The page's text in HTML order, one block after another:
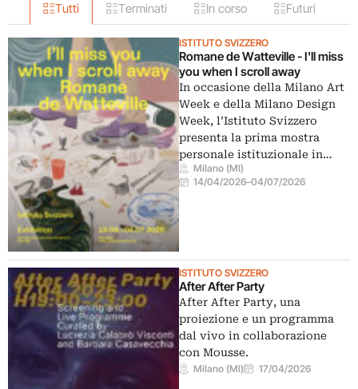
Tutti Terminati In corso Futuri
ISTITUTO SVIZZERO
Romane de Watteville - I'll miss
you when I scroll away
In occasione della Milano Art
Week e della Milano Design
Week, l’Istituto Svizzero
presenta la prima mostra
personale istituzionale in…
Milano (MI)
14/04/2026–04/07/2026
ISTITUTO SVIZZERO
After After Party
After After Party, una
proiezione e un programma
dal vivo in collaborazione
con Mousse.
Milano (MI) 17/04/2026